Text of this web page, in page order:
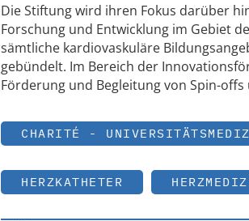
Die Stiftung wird ihren Fokus darüber
Forschung und Entwicklung im Gebiet
sämtliche kardiovaskuläre
gebündelt. Im Bereich der
Förderung und Begleitung von Spin-
CHARITÉ -
HERZKATHETER